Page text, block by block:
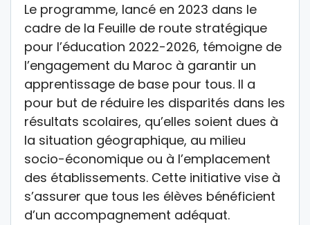
Le programme, lancé en 2023 dans le
cadre de la Feuille de route stratégique
pour l’éducation 2022-2026, témoigne de
l’engagement du Maroc à garantir un
apprentissage de base pour tous. Il a
pour but de réduire les disparités dans les
résultats scolaires, qu’elles soient dues à
la situation géographique, au milieu
socio-économique ou à l’emplacement
des établissements. Cette initiative vise à
s’assurer que tous les élèves bénéficient
d’un accompagnement adéquat.